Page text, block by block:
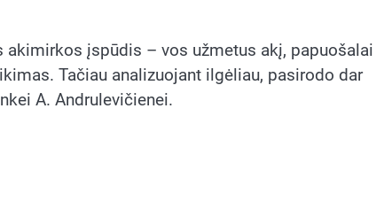
įspūdis – vos užmetus akį, papuošalai
Tačiau analizuojant ilgėliau, pasirodo dar
A. Andrulevičienei.